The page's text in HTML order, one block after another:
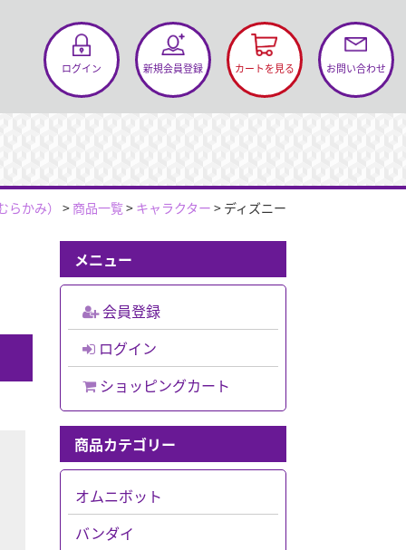
ログイン 新規会員登録 カートを見る お問い合わせ
らかみ） > 商品一覧> キャラクター > ディズニー
メニュー
会員登録
ログイン
ショッピングカート
商品カテゴリー
オムニボット
バンダイ